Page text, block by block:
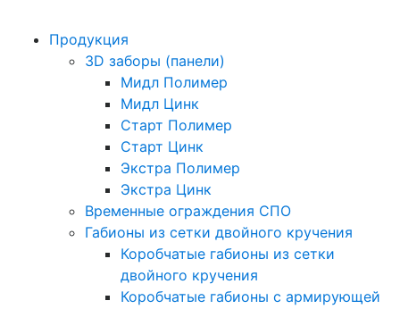
Продукция
3D заборы (панели)
Мидл Полимер
Мидл Цинк
Старт Полимер
Старт Цинк
Экстра Полимер
Экстра Цинк
Временные ограждения СПО
Габионы из сетки двойного кручения
Коробчатые габионы из сетки
двойного кручения
Коробчатые габионы с армирующей